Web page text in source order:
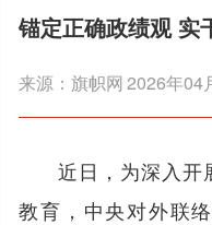
锚定正确政绩观 实
来源：旗帜网2026年04
近日，为深入开
教育，中央对外联